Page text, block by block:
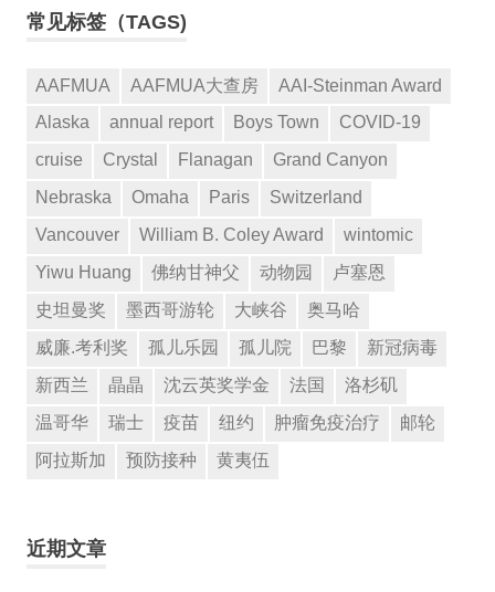
常见标签（TAGS)
AAFMUA AAFMUA大查房
AAI-Steinman Award
Alaska
annual report Boys Town
COVID-19
cruise
Crystal Flanagan
Grand Canyon
Nebraska
Omaha Paris
Switzerland
Vancouver
William B. Coley Award
wintomic
Yiwu Huang
佛纳甘神父 动物园
卢塞恩
史坦曼奖
墨西哥游轮 大峡谷
奥马哈
威廉.考利奖
孤儿乐园 孤儿院 巴黎
新冠病毒
新西兰
晶晶 沈云英奖学金 法国
洛杉矶
温哥华
瑞士 疫苗 纽约 肿瘤免疫治疗
邮轮
阿拉斯加
预防接种 黄夷伍
近期文章